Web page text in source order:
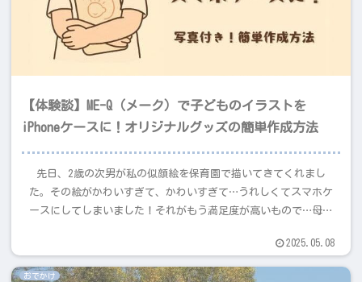
【体験談】ME-Q（メーク）で子どものイラストを
iPhoneケースに！オリジナルグッズの簡単作成方法
先日、2歳の次男が私の似顔絵を保育園で描いてきてくれまし
た。その絵がかわいすぎて、かわいすぎて…うれしくてスマホケ
ースにしてしまいました！それがもう満足度が高いもので…母の
2025.05.08
おでかけ